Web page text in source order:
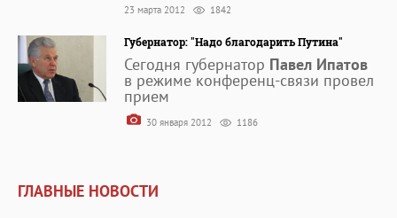
23 марта 2012 1842
Губернатор: "Надо благодарить Путина"
Сегодня губернатор Павел Ипатов
в режиме конференц-связи провел
прием
30 января 2012 1186
ГЛАВНЫЕ НОВОСТИ